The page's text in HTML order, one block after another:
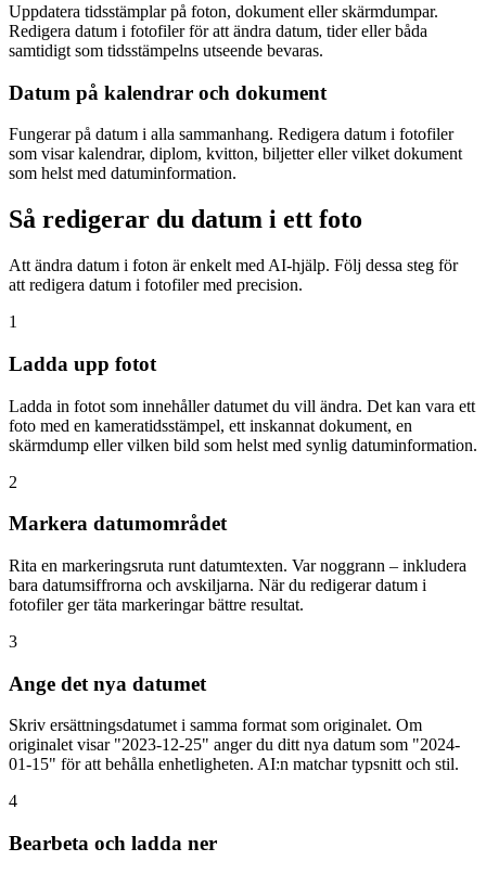
Uppdatera tidsstämplar på foton, dokument eller skärmdumpar.
Redigera datum i fotofiler för att ändra datum, tider eller båda
samtidigt som tidsstämpelns utseende bevaras.
Datum på kalendrar och dokument
Fungerar på datum i alla sammanhang. Redigera datum i fotofiler
som visar kalendrar, diplom, kvitton, biljetter eller vilket dokument
som helst med datuminformation.
Så redigerar du datum i ett foto
Att ändra datum i foton är enkelt med AI-hjälp. Följ dessa steg för
att redigera datum i fotofiler med precision.
1
Ladda upp fotot
Ladda in fotot som innehåller datumet du vill ändra. Det kan vara ett
foto med en kameratidsstämpel, ett inskannat dokument, en
skärmdump eller vilken bild som helst med synlig datuminformation.
2
Markera datumområdet
Rita en markeringsruta runt datumtexten. Var noggrann – inkludera
bara datumsiffrorna och avskiljarna. När du redigerar datum i
fotofiler ger täta markeringar bättre resultat.
3
Ange det nya datumet
Skriv ersättningsdatumet i samma format som originalet. Om
originalet visar "2023-12-25" anger du ditt nya datum som "2024-
01-15" för att behålla enhetligheten. AI:n matchar typsnitt och stil.
4
Bearbeta och ladda ner